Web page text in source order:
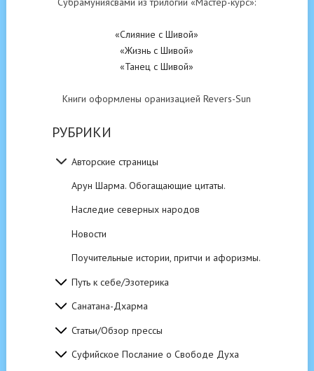
«Слияние с Шивой»
«Жизнь с Шивой»
«Танец с Шивой»
Книги оформлены оранизацией Revers-Sun
РУБРИКИ
Авторские страницы
Арун Шарма. Обогащающие цитаты.
Наследие северных народов
Новости
Поучительные истории, притчи и афоризмы.
Путь к себе/Эзотерика
Санатана-Дхарма
Статьи/Обзор прессы
Суфийское Послание о Свободе Духа